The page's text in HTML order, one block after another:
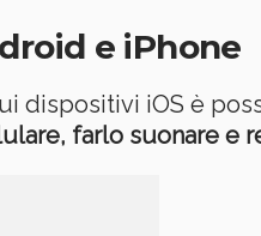
e iPhone
dispositivi iOS è
farlo suonare e